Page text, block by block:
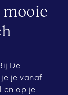
De
je vanaf
en op je